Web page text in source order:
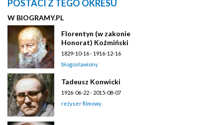
POSTACI Z TEGO OKRESU
W BIOGRAMY.PL
Florentyn (w zakonie
Honorat) Koźmiński
1829-10-16 - 1916-12-16
błogosławiony
Tadeusz Konwicki
1926-06-22 - 2015-08-07
reżyser filmowy